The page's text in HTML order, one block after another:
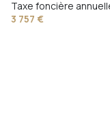
Taxe foncière
3 757 €